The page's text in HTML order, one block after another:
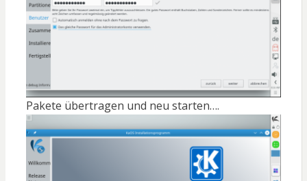
Pakete übertragen und neu starten….